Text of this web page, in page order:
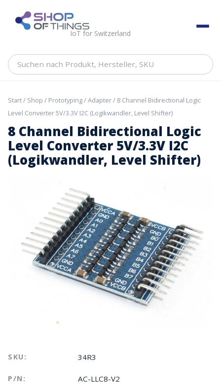
content ShopOfThings
IoT for Switzerland
Suchen
Hersteller,
Start/ Shop / Prototyping/Adapter/ 8 Channel Bidirectional Logic
Level Converter 5V/3.3V I2C (Logikwandler, Level Shifter)
8 Channel Bidirectional Logic
Level Converter 5V/3.3V I2C
(Logikwandler, Level Shifter)
SKU: 34R3
P/N: AC-LLC8-V2